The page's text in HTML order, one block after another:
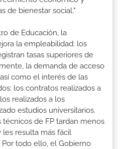
de bienestar social."
de Educación, la
la empleabilidad: los
tasas superiores de
la demanda de acceso
como el interés de las
los contratos realizados a
realizados a los
estudios universitarios.
de FP tardan menos
resulta más fácil
todo ello, el Gobierno